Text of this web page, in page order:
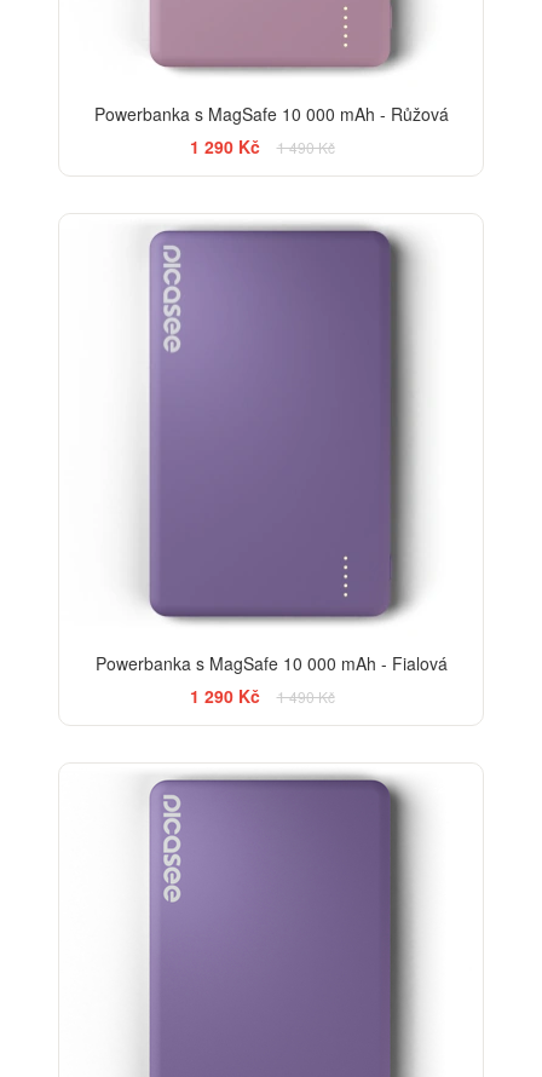
Powerbanka s MagSafe 10 000 mAh - Růžová
1 290 Kč
1 490 Kč
Powerbanka s MagSafe 10 000 mAh - Fialová
1 290 Kč
1 490 Kč